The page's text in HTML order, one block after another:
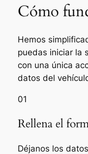
Cómo
Hemos
puedas iniciar la
con una única
datos del
01
Rellena el
Déjanos los